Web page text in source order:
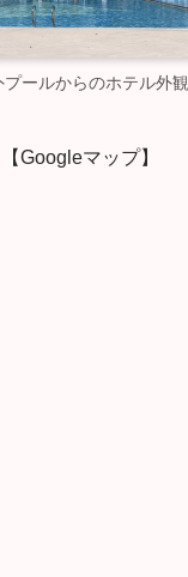
プールからのホテル外観
【Googleマップ】